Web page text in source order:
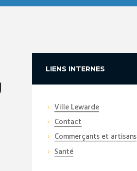
LIENS INTERNES
Ville Lewarde
Contact
Commerçants et artisans
Santé